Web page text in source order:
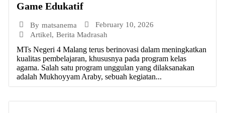
Game Edukatif
By matsanema
February 10, 2026
Artikel, Berita Madrasah
MTs Negeri 4 Malang terus berinovasi dalam meningkatkan
kualitas pembelajaran, khususnya pada program kelas
agama. Salah satu program unggulan yang dilaksanakan
adalah Mukhoyyam Araby, sebuah kegiatan...